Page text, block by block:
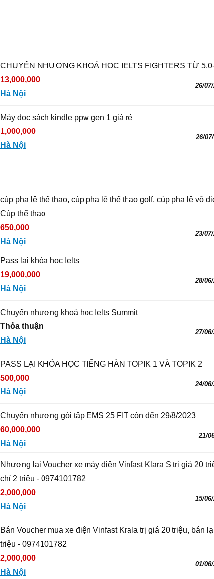
CHUYỂN NHƯỢNG KHOÁ HỌC IELTS FIGHTERS TỪ
13,000,000
Hà Nội
26/
Máy đọc sách kindle ppw gen 1 giá rẻ
1,000,000
Hà Nội
26/
cúp pha lê thể thao, cúp pha lê thể thao golf, cúp pha lê vô
Cúp thể thao
650,000
Hà Nội
23/
Pass lại khóa học Ielts
19,000,000
Hà Nội
28/
Chuyển nhượng khoá học Ielts Summit
Thỏa thuận
Hà Nội
27/
PASS LẠI KHÓA HỌC TIẾNG HÀN TOPIK 1 VÀ TOPIK 2
500,000
Hà Nội
24/
Chuyển nhượng gói tập EMS 25 FIT còn đến 29/8/2023
60,000,000
Hà Nội
21/
Nhượng lại Voucher xe máy điện Vinfast Klara S trị giá 20
chỉ 2 triệu - 0974101782
2,000,000
Hà Nội
15/
Bán Voucher mua xe điện Vinfast Krala trị giá 20 triệu, bán
triệu - 0974101782
2,000,000
Hà Nội
01/